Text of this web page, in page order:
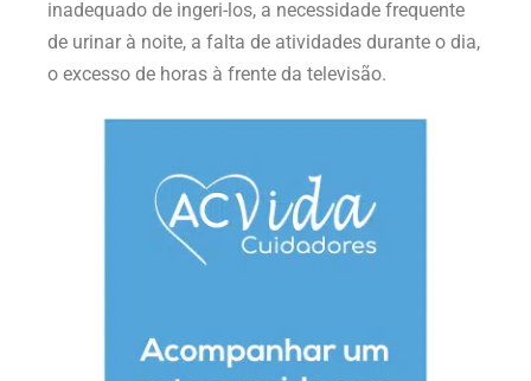
inadequado de ingeri-los, a necessidade frequente
de urinar à noite, a falta de atividades durante o dia,
o excesso de horas à frente da televisão.